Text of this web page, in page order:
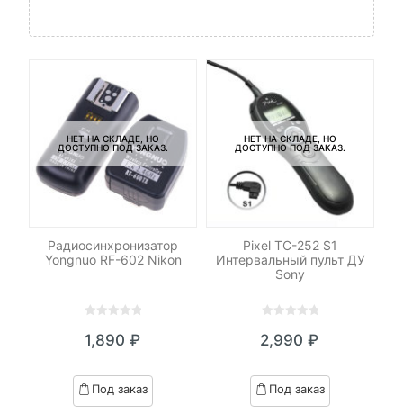
НЕТ НА СКЛАДЕ, НО
ДОСТУПНО ПОД ЗАКАЗ.
Радиосинхронизатор
Yongnuo RF-602 Nikon
out
based
on
1,890 ₽
Под заказ
НЕТ НА СКЛАДЕ, НО
ДОСТУПНО ПОД ЗАКАЗ.
Pixel TC-252 S1
Интервальный пульт ДУ
Sony
out
based
on
2,990 ₽
Под заказ